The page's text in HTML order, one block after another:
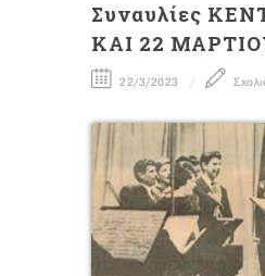
Συναυλίες
ΚΑΙ 22
22/3/2023